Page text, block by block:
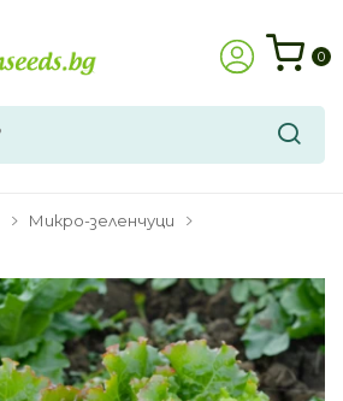
0
Микро-зеленчуци